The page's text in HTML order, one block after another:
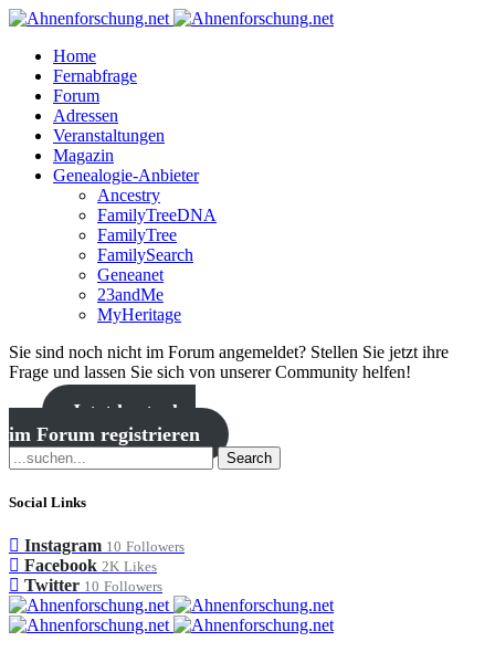
Home
Fernabfrage
Forum
Adressen
Veranstaltungen
Magazin
Genealogie-Anbieter
Ancestry
FamilyTreeDNA
FamilyTree
FamilySearch
Geneanet
23andMe
MyHeritage
Sie sind noch nicht im Forum angemeldet? Stellen Sie jetzt ihre
Frage und lassen Sie sich von unserer Community helfen!
Jetzt kostenlos
im Forum registrieren
Search
Social Links
Instagram 10 Followers
Facebook 2K Likes
Twitter 10 Followers